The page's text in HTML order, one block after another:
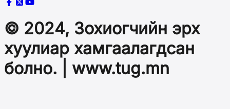
© 2024, Зохиогчийн эрх
хуулиар хамгаалагдсан
болно. | www.tug.mn